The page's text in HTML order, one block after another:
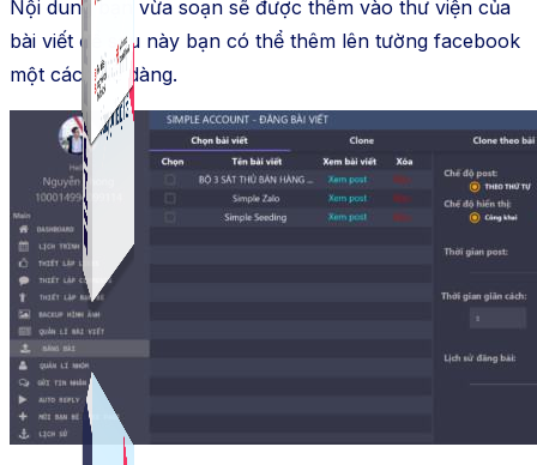
Simple Replay
App ghi hình tự động quy trình đóng gói hàng hoá
Shopee, Lazada, Tiktokshop
Simple Live
Phần mềm tạo kịch bản bình luận livestream Tiktok
Nội dung bạn vừa soạn sẽ được thêm vào thư viện của
bài viết để sau này bạn có thể thêm lên tường facebook
một cách dễ dàng.